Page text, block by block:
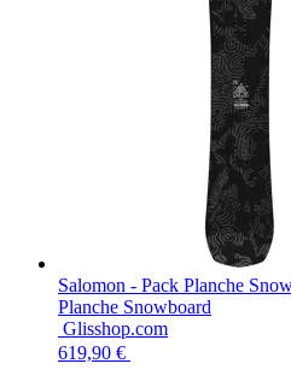
Salomon - Pack Planche
Planche Snowboard
619,90 €